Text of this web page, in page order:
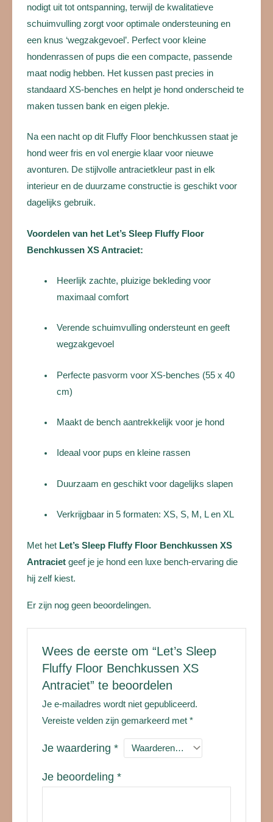
nodigt uit tot ontspanning, terwijl de kwalitatieve
schuimvulling zorgt voor optimale ondersteuning en
een knus ‘wegzakgevoel’. Perfect voor kleine
hondenrassen of pups die een compacte, passende
maat nodig hebben. Het kussen past precies in
standaard XS-benches en helpt je hond onderscheid te
maken tussen bank en eigen plekje.
Na een nacht op dit Fluffy Floor benchkussen staat je
hond weer fris en vol energie klaar voor nieuwe
avonturen. De stijlvolle antracietkleur past in elk
interieur en de duurzame constructie is geschikt voor
dagelijks gebruik.
Voordelen van het Let’s Sleep Fluffy Floor
Benchkussen XS Antraciet:
Heerlijk zachte, pluizige bekleding voor
maximaal comfort
Verende schuimvulling ondersteunt en geeft
wegzakgevoel
Perfecte pasvorm voor XS-benches (55 x 40
cm)
Maakt de bench aantrekkelijk voor je hond
Ideaal voor pups en kleine rassen
Duurzaam en geschikt voor dagelijks slapen
Verkrijgbaar in 5 formaten: XS, S, M, L en XL
Met het Let’s Sleep Fluffy Floor Benchkussen XS
Antraciet geef je je hond een luxe bench-ervaring die
hij zelf kiest.
Er zijn nog geen beoordelingen.
Wees de eerste om “Let’s Sleep
Fluffy Floor Benchkussen XS
Antraciet” te beoordelen
Je e-mailadres wordt niet gepubliceerd.
Vereiste velden zijn gemarkeerd met*
Je waardering*
Je beoordeling*